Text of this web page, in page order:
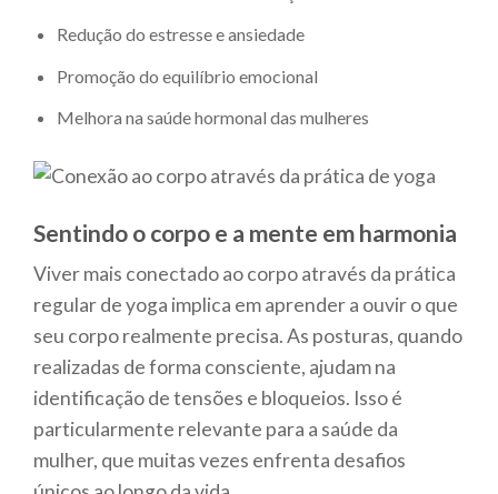
Redução do estresse e ansiedade
Promoção do equilíbrio emocional
Melhora na saúde hormonal das mulheres
Sentindo o corpo e a mente em harmonia
Viver mais conectado ao corpo através da prática
regular de yoga implica em aprender a ouvir o que
seu corpo realmente precisa. As posturas, quando
realizadas de forma consciente, ajudam na
identificação de tensões e bloqueios. Isso é
particularmente relevante para a saúde da
mulher, que muitas vezes enfrenta desafios